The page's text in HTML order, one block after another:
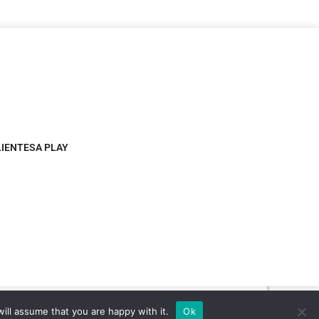
PLAY
assume that you are happy with it. Ok